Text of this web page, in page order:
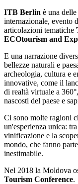
ITB Berlin è una
internazionale, evento
articolazioni tematiche
ECOtourism and
E una narrazione
bellezze naturali e
archeologia, cultura e
innovative, come il
di realtà virtuale a
nascosti del paese e
Ci sono molte ragioni
un'esperienza unica:
vinificazione e la
mondo, che fanno
inestimabile.
Nel 2018 la Moldova
Tourism Conference.